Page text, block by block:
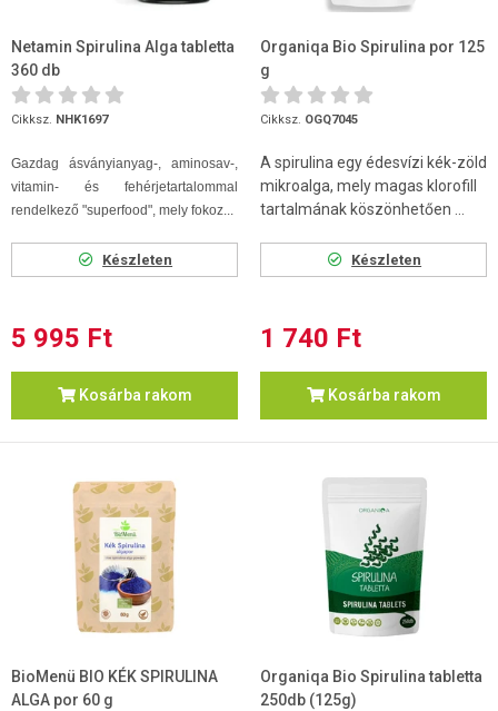
Netamin Spirulina Alga tabletta
360 db
Cikksz. NHK1697
Gazdag ásványianyag-, aminosav-,
vitamin- és fehérjetartalommal
rendelkező "superfood", mely fokoz...
Készleten
5 995 Ft
Kosárba rakom
Organiqa Bio Spirulina por 125
g
Cikksz. OGQ7045
A spirulina egy édesvízi kék-zöld
mikroalga, mely magas klorofill
tartalmának köszönhetően ...
Készleten
1 740 Ft
Kosárba rakom
BioMenü BIO KÉK SPIRULINA
ALGA por 60 g
Organiqa Bio Spirulina tabletta
250db (125g)